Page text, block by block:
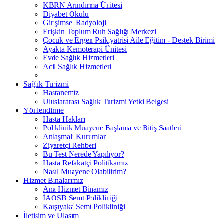
KBRN Arındırma Ünitesi
Diyabet Okulu
Girişimsel Radyoloji
Erişkin Toplum Ruh Sağlığı Merkezi
Çocuk ve Ergen Psikiyatrisi Aile Eğitim - Destek Birimi
Ayakta Kemoterapi Ünitesi
Evde Sağlık Hizmetleri
Acil Sağlık Hizmetleri
Sağlık Turizmi
Hastanemiz
Uluslararası Sağlık Turizmi Yetki Belgesi
Yönlendirme
Hasta Hakları
Poliklinik Muayene Başlama ve Bitiş Saatleri
Anlaşmalı Kurumlar
Ziyaretçi Rehberi
Bu Test Nerede Yapılıyor?
Hasta Refakatçi Politikamız
Nasıl Muayene Olabilirim?
Hizmet Binalarımız
Ana Hizmet Binamız
İAOSB Semt Polikliniği
Karşıyaka Semt Polikliniği
İletişim ve Ulaşım